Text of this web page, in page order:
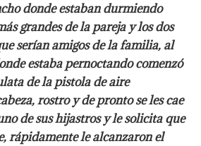
donde estaban durmiendo
grandes de la pareja y los dos
serían amigos de la familia, al
estaba pernoctando comenzó
de la pistola de aire
rostro y de pronto se les cae
de sus hijastros y le solicita que
rápidamente le alcanzaron el